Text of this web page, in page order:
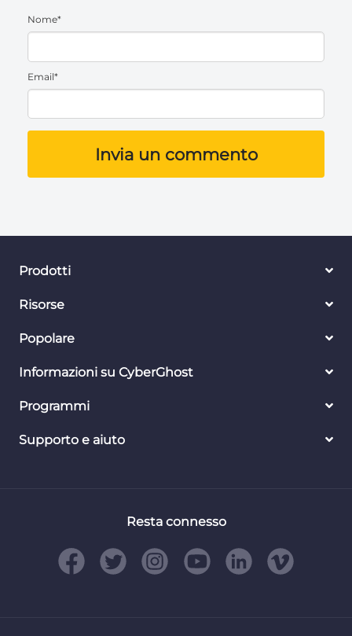
Nome*
Email*
Invia un commento
Prodotti
Risorse
Popolare
Informazioni su CyberGhost
Programmi
Supporto e aiuto
Resta connesso